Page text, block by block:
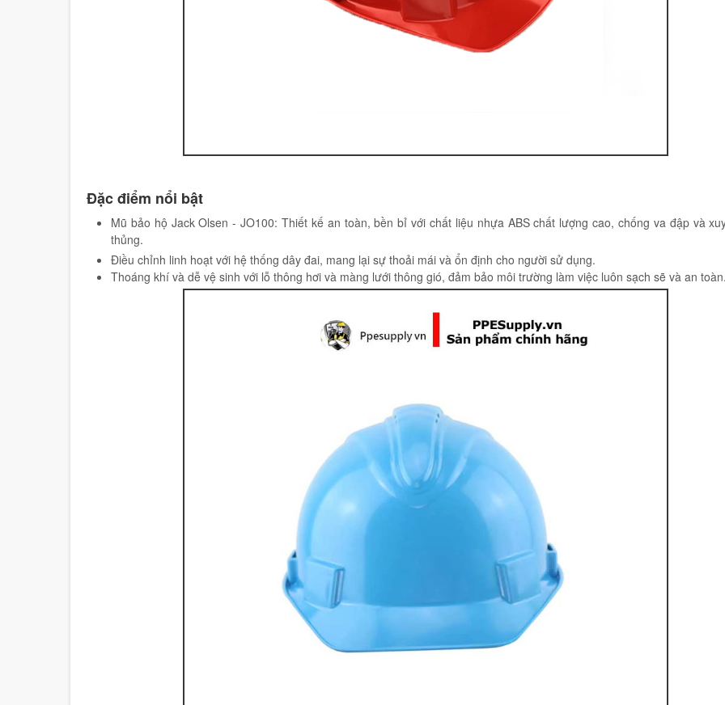
Đặc điểm nổi bật
Mũ bảo hộ Jack Olsen - JO100: Thiết kế an toàn, bền bỉ với chất liệu nhựa ABS chất lượng cao, chống va đập và
thủng.
Điều chỉnh linh hoạt với hệ thống dây đai, mang lại sự thoải mái và ổn định cho người sử dụng.
Thoáng khí và dễ vệ sinh với lỗ thông hơi và màng lưới thông gió, đảm bảo môi trường làm việc luôn sạch sẽ và an toàn.